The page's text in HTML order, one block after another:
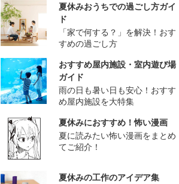
夏休みおうちでの過ごし方ガイ
ド
「家で何する？」を解決！おす
すめの過ごし方
おすすめ屋内施設・室内遊び場
ガイド
雨の日も暑い日も安心！おすす
め屋内施設を大特集
夏休みにおすすめ！怖い漫画
夏に読みたい怖い漫画をまとめ
てご紹介！
夏休みの工作のアイデア集